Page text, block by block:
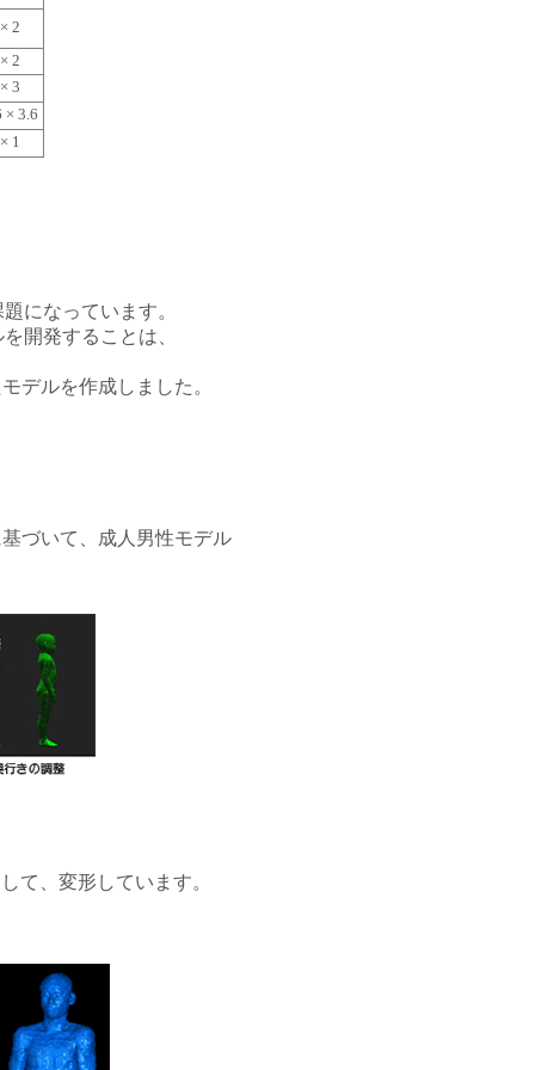
2
2
3
× 3.6
1
になっています。
開発することは、
デルを作成しました。
づいて、成人男性モデル
て、変形しています。